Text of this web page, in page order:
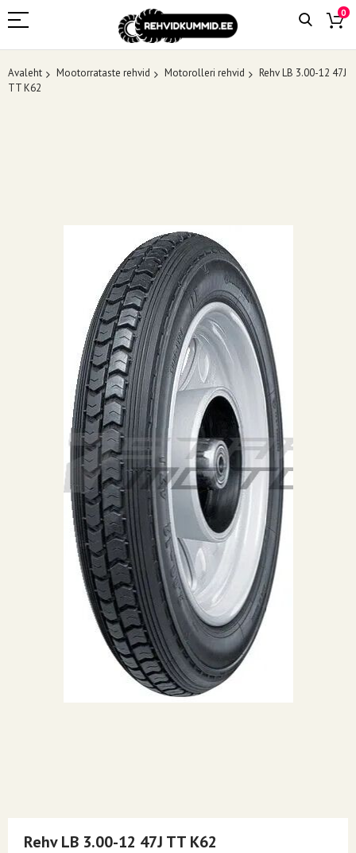
0
Avaleht Mootorrataste rehvid Motorolleri rehvid
Rehv LB 3.00-12 47J
TT K62
Rehv LB 3.00-12 47J TT K62